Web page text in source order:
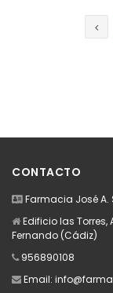
CONTACTO
Farmacia José
Edificio las Torres,
Fernando (Cádiz)
956890108
Email: